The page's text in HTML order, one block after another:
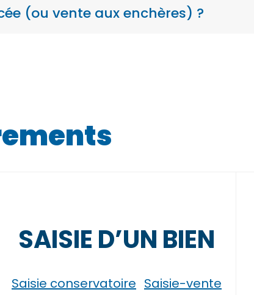
(ou vente aux enchères) ?
SAISIE D’UN BIEN
Saisie conservatoire Saisie-vente